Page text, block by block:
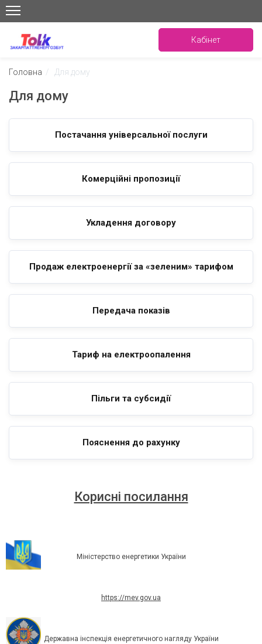
Кабінет
Головна / Для дому
Для дому
Постачання універсальної послуги
Комерційні пропозиції
Укладення договору
Продаж електроенергії за «зеленим» тарифом
Передача показів
Тариф на електроопалення
Пільги та субсидії
Пояснення до рахунку
Корисні посилання
Міністерство енергетики України
https://mev.gov.ua
Державна інспекція енергетичного нагляду України